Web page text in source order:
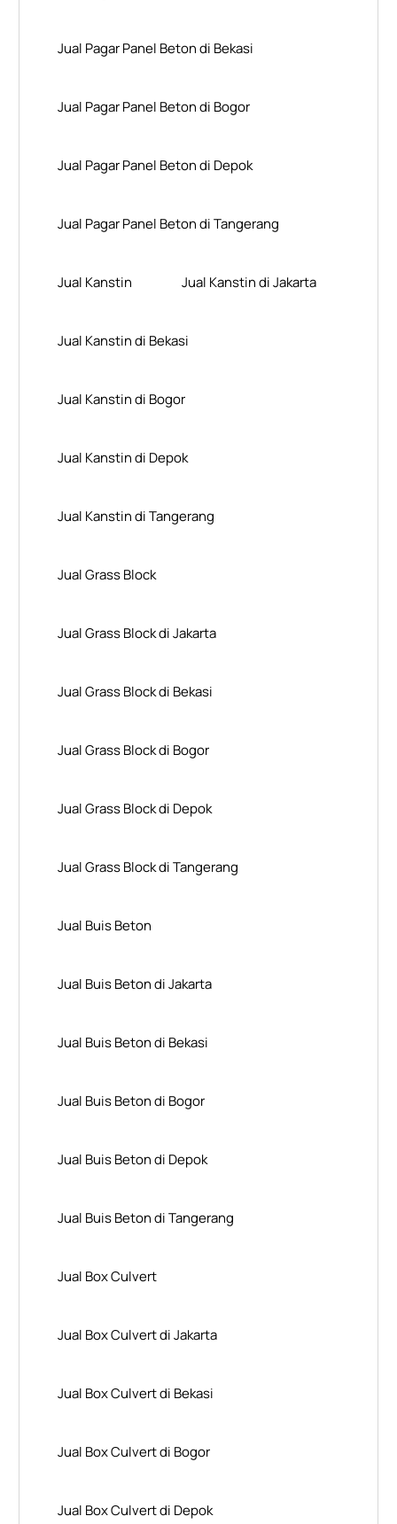
Jual Pagar Panel Beton di Bekasi
Jual Pagar Panel Beton di Bogor
Jual Pagar Panel Beton di Depok
Jual Pagar Panel Beton di Tangerang
Jual Kanstin Jual Kanstin di Jakarta
Jual Kanstin di Bekasi
Jual Kanstin di Bogor
Jual Kanstin di Depok
Jual Kanstin di Tangerang
Jual Grass Block
Jual Grass Block di Jakarta
Jual Grass Block di Bekasi
Jual Grass Block di Bogor
Jual Grass Block di Depok
Jual Grass Block di Tangerang
Jual Buis Beton
Jual Buis Beton di Jakarta
Jual Buis Beton di Bekasi
Jual Buis Beton di Bogor
Jual Buis Beton di Depok
Jual Buis Beton di Tangerang
Jual Box Culvert
Jual Box Culvert di Jakarta
Jual Box Culvert di Bekasi
Jual Box Culvert di Bogor
Jual Box Culvert di Depok